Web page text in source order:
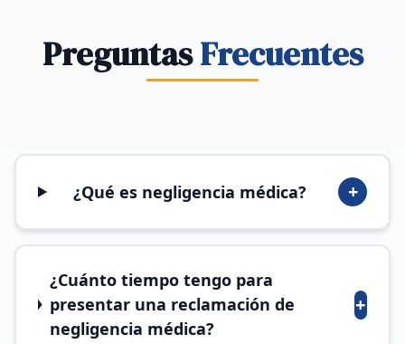
PreguntasFrecuentes
¿Qué es negligencia médica? +
¿Cuánto tiempo tengo para
presentar una reclamación de
negligencia médica?
+